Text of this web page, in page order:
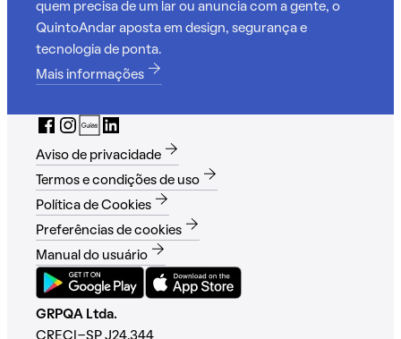
quem precisa de um lar ou anuncia com a gente, o
QuintoAndar aposta em design, segurança e
tecnologia de ponta.
Mais informações
Aviso de privacidade
Termos e condições de uso
Política de Cookies
Preferências de cookies
Manual do usuário
GRPQA Ltda.